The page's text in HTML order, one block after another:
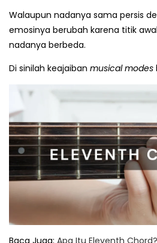
Walaupun nadanya sama persis
emosinya berubah karena titik
nadanya berbeda.
Di sinilah keajaiban musical modes
Baca Juga: Apa Itu Eleventh